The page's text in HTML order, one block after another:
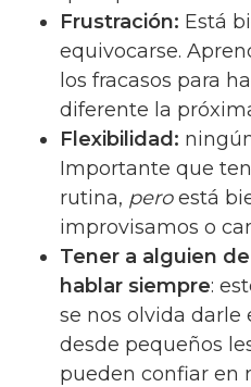
Frustración: Está
equivocarse.
los fracasos para
diferente la
Flexibilidad:
Importante que
rutina, peroestá
improvisamos o
Tener a alguien
hablar siempre:
se nos olvida darle
desde pequeños
pueden confiar en